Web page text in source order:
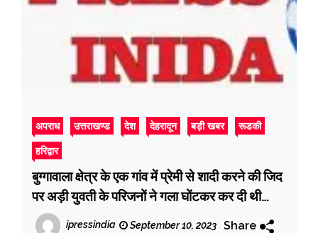
अपराध उत्तराखण्ड देश देहरादून बड़ी खबर रूडकी
हरिद्वार
बुग्गावाला क्षेत्र के एक गांव में प्रेमी से शादी करने की जिद
पर अड़ी युवती के परिजनों ने गला घोंटकर कर दी थी
उसकी हत्या
ipressindia September 10, 2023 Share